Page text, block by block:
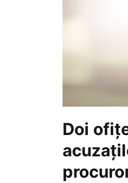
Doi